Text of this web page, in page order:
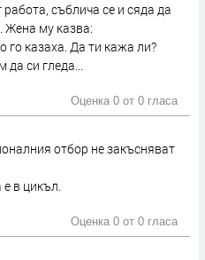
съблича се и сяда да
Жена му казва:
го казаха. Да ти кажа ли?
да си гледа...
Оценка 0 от 0 гласа
отбор не закъсняват
в цикъл.
Оценка 0 от 0 гласа